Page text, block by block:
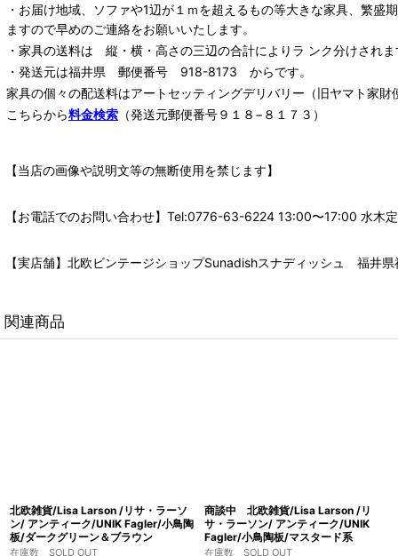
・お届け地域、ソファや1辺が１ｍを超えるもの等大きな家具、繁
ますので早めのご連絡をお願いいたします。
・家具の送料は 縦・横・高さの三辺の合計によりラ ンク分けされま
・発送元は福井県 郵便番号 918-8173 からです。
家具の個々の配送料はアートセッティングデリバリー （旧ヤマト家財
こちらから料金検索 （発送元郵便番号９１８−８１７３）
【当店の画像や説明文等の無断使用を禁じます】
【お電話でのお問い合わせ】Tel:0776-63-6224 13:00〜17:00 水木
【実店舗】北欧ビンテージショップSunadishスナディッシュ 福井
関連商品
北欧雑貨/Lisa Larson /リサ・ラーソ
ン/ アンティーク/UNIK Fagler/小鳥陶
板/ダークグリーン＆ブラウン
在庫数 SOLD OUT
商談中 北欧雑貨/Lisa Larson /リ
サ・ラーソン/ アンティーク/UNIK
Fagler/小鳥陶板/マスタード系
在庫数 SOLD OUT